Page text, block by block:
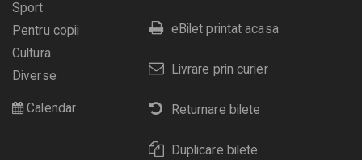
eBilet printat acasa
Livrare prin curier
Returnare bilete
Duplicare bilete
Sport
Pentru copii
Cultura
Diverse
Calendar